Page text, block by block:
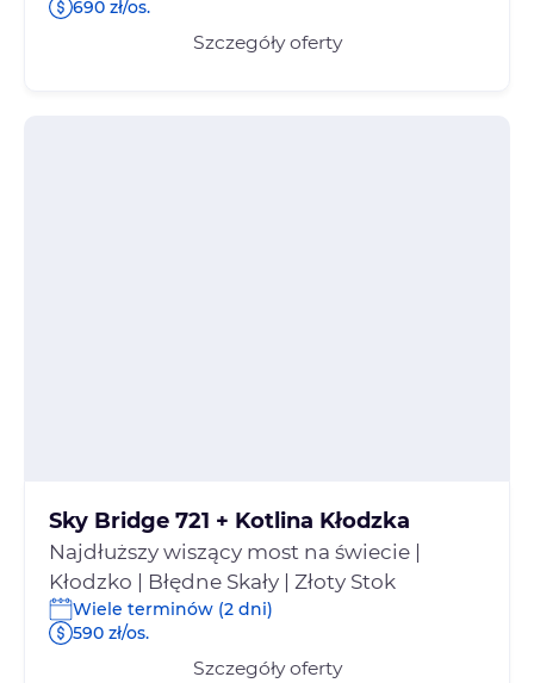
690 zł/os.
Szczegóły oferty
Sky Bridge 721 + Kotlina Kłodzka
Najdłuższy wiszący most na świecie |
Kłodzko | Błędne Skały | Złoty Stok
Wiele terminów (2 dni)
590 zł/os.
Szczegóły oferty